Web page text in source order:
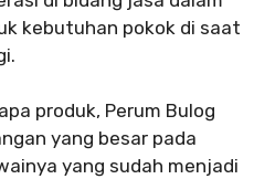
kebutuhan pokok di saat
produk, Perum Bulog
yang besar pada
yang sudah menjadi